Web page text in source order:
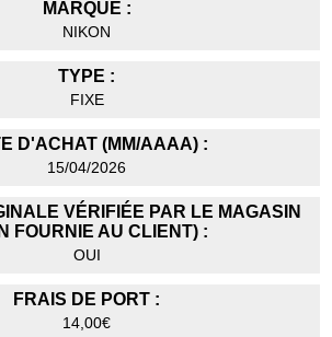
MARQUE :
NIKON
TYPE :
FIXE
D'ACHAT (MM/AAAA) :
15/04/2026
VÉRIFIÉE PAR LE MAGASIN
FOURNIE AU CLIENT) :
OUI
FRAIS DE PORT :
14,00€